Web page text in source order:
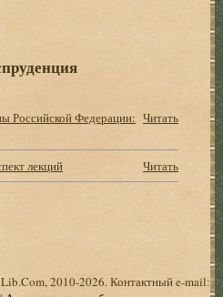
Российской Федерации: Читать
лекций Читать
2010-2026. Контактный e-mail: